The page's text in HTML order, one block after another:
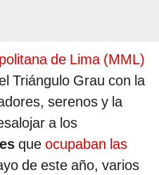
de Lima (MML)
Triángulo Grau con la
serenos y la
a los
que ocupaban las
de este año, varios